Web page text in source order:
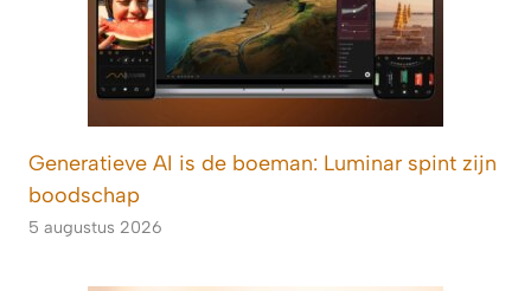
Generatieve AI is de boeman: Luminar spint zijn
boodschap
5 augustus 2026